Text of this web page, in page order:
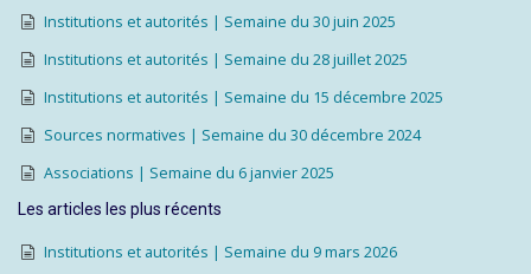
Institutions et autorités | Semaine du 30 juin 2025
Institutions et autorités | Semaine du 28 juillet 2025
Institutions et autorités | Semaine du 15 décembre 2025
Sources normatives | Semaine du 30 décembre 2024
Associations | Semaine du 6 janvier 2025
Les articles les plus récents
Institutions et autorités | Semaine du 9 mars 2026